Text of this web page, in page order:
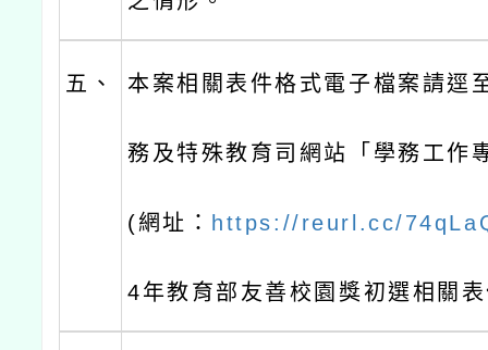
五、 本案相關表件格式電子檔案請逕
務及特殊教育司網站「學務工作
(網址： https://reurl.cc/
4年教育部友善校園獎初選相關